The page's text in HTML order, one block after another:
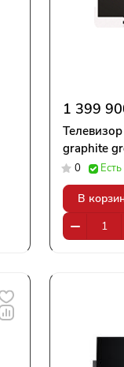
1 399
graphite
0
В